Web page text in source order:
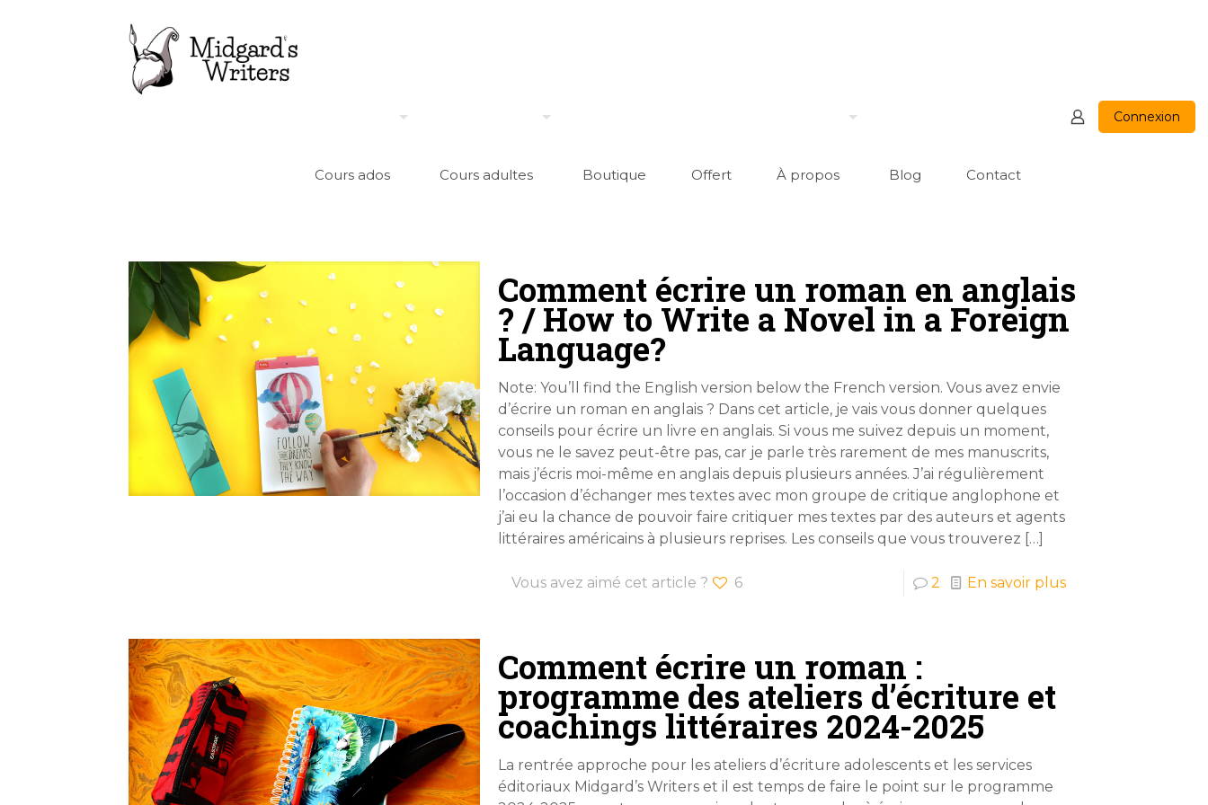
Cours ados Cours adultes Boutique Offert À propos Blog Contact
Connexion
Comment écrire un roman en anglais
? / How to Write a Novel in a Foreign
Language?
Note: You’ll find the English version below the French version. Vous avez envie
d’écrire un roman en anglais ? Dans cet article, je vais vous donner quelques
conseils pour écrire un livre en anglais. Si vous me suivez depuis un moment,
vous ne le savez peut-être pas, car je parle très rarement de mes manuscrits,
mais j’écris moi-même en anglais depuis plusieurs années. J’ai régulièrement
l’occasion d’échanger mes textes avec mon groupe de critique anglophone et
j’ai eu la chance de pouvoir faire critiquer mes textes par des auteurs et agents
littéraires américains à plusieurs reprises. Les conseils que vous trouverez […]
Vous avez aimé cet article ? 6 2 En savoir plus
Comment écrire un roman :
programme des ateliers d’écriture et
coachings littéraires 2024-2025
La rentrée approche pour les ateliers d’écriture adolescents et les services
éditoriaux Midgard’s Writers et il est temps de faire le point sur le programme